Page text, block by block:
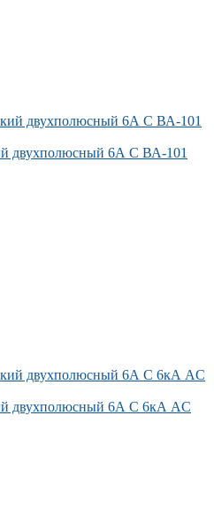
двухполюсный 6А С ВА-101
двухполюсный 6А C 6кА AC